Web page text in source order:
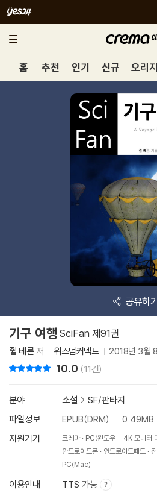
홈 추천 인기 신규 오리
공유하기
기구 여행 SciFan 제91권
쥘 베른저 위즈덤커넥트 2018년 3월
10.0 (11건)
분야 소설 > SF/판타지
파일정보
EPUB(DRM)
0.49MB
지원기기
크레마 PC(윈도우 - 4K 모니터
안드로이드폰
안드로이드패드
PC(Mac)
이용안내 TTS 가능